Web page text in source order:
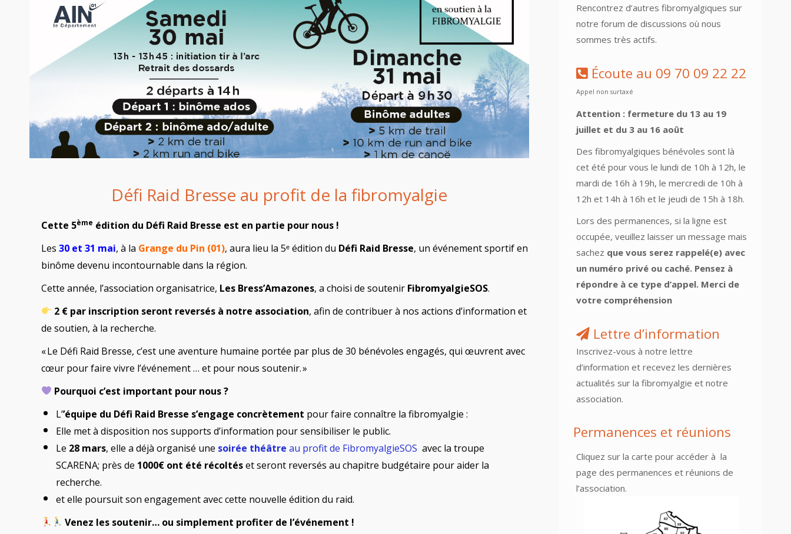
Défi Raid Bresse au profit de la fibromyalgie
Cette 5ème édition du Défi Raid Bresse est en partie pour nous !
Les 30 et 31 mai, à la Grange du Pin (01), aura lieu la 5ᵉ édition du Défi Raid Bresse, un événement sportif en
binôme devenu incontournable dans la région.
Cette année, l’association organisatrice, Les Bress’Amazones, a choisi de soutenir FibromyalgieSOS.
2 € par inscription seront reversés à notre association, afin de contribuer à nos actions d’information et
de soutien, à la recherche.
« Le Défi Raid Bresse, c’est une aventure humaine portée par plus de 30 bénévoles engagés, qui œuvrent avec
cœur pour faire vivre l’événement … et pour nous soutenir. »
Pourquoi c’est important pour nous ?
L’’équipe du Défi Raid Bresse s’engage concrètement pour faire connaître la fibromyalgie :
Elle met à disposition nos supports d’information pour sensibiliser le public.
Le 28 mars, elle a déjà organisé une soirée théâtre au profit de FibromyalgieSOS avec la troupe
SCARENA; près de 1000€ ont été récoltéset seront reversés au chapitre budgétaire pour aider la
recherche.
et elle poursuit son engagement avec cette nouvelle édition du raid.
Venez les soutenir… ou simplement profiter de l’événement !
Rencontrez d’autres fibromyalgiques sur
notre forum de discussions où nous
sommes très actifs.
Écoute au 09 70 09 22 22
Appel non surtaxé
Attention : fermeture du 13 au 19
juillet et du 3 au 16 août
Des fibromyalgiques bénévoles sont là
cet été pour vous le lundi de 10h à 12h, le
mardi de 16h à 19h, le mercredi de 10h à
12h et 14h à 16h et le jeudi de 15h à 18h.
Lors des permanences, si la ligne est
occupée, veuillez laisser un message mais
sachez que vous serez rappelé(e) avec
un numéro privé ou caché. Pensez à
répondre à ce type d’appel. Merci de
votre compréhension
Lettre d’information
Inscrivez-vous à notre lettre
d’information et recevez les dernières
actualités sur la fibromyalgie et notre
association.
Permanences et réunions
Cliquez sur la carte pour accéder à la
page des permanences et réunions de
l’association.